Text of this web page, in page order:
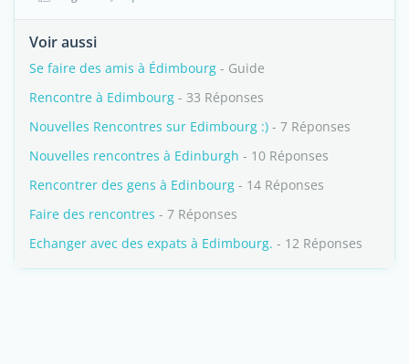
Voir aussi
Se faire des amis à Édimbourg - Guide
Rencontre à Edimbourg - 33 Réponses
Nouvelles Rencontres sur Edimbourg :) - 7 Réponses
Nouvelles rencontres à Edinburgh - 10 Réponses
Rencontrer des gens à Edinbourg - 14 Réponses
Faire des rencontres - 7 Réponses
Echanger avec des expats à Edimbourg. - 12 Réponses